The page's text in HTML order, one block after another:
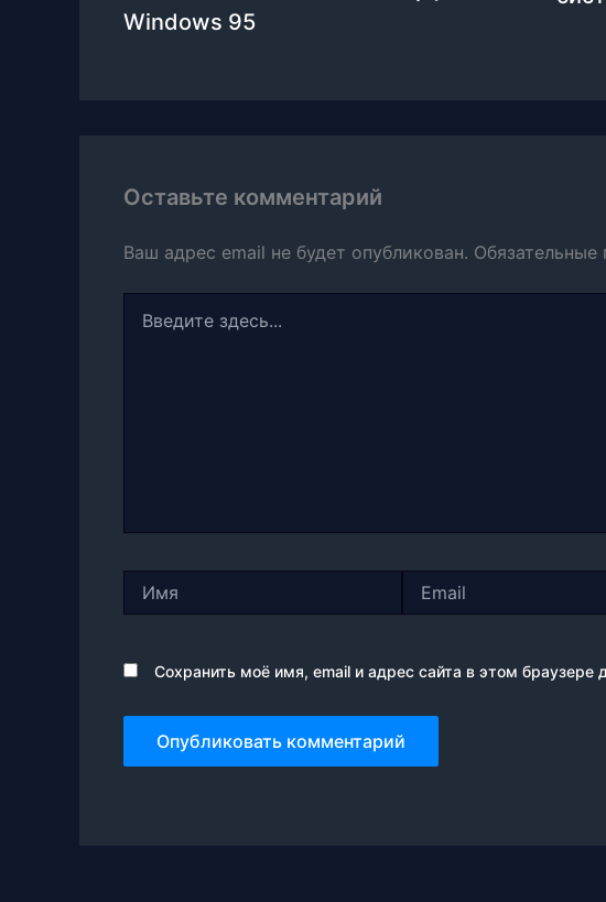
Windows 95
Оставьте комментарий
Ваш адрес email не будет опубликован.
здесь...
Сохранить моё имя, email и адрес сайта в этом